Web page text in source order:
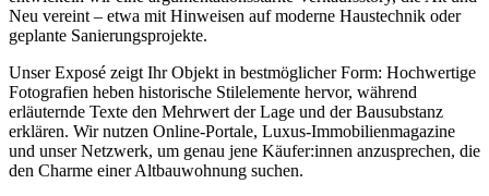
Neu vereint – etwa mit Hinweisen auf moderne Haustechnik oder
geplante Sanierungsprojekte.
Unser Exposé zeigt Ihr Objekt in bestmöglicher Form: Hochwertige
Fotografien heben historische Stilelemente hervor, während
erläuternde Texte den Mehrwert der Lage und der Bausubstanz
erklären. Wir nutzen Online-Portale, Luxus-Immobilienmagazine
und unser Netzwerk, um genau jene Käufer:innen anzusprechen, die
den Charme einer Altbauwohnung suchen.